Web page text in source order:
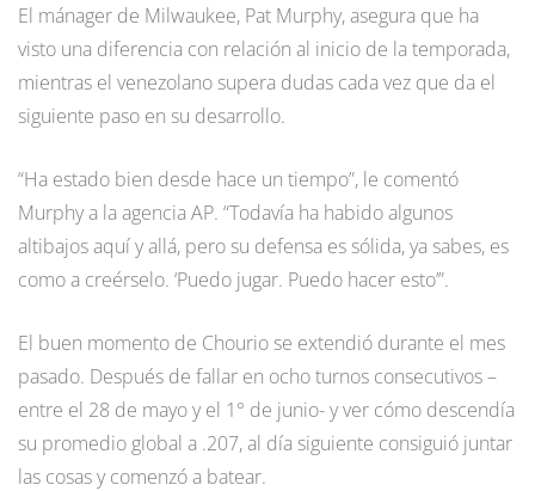
El mánager de Milwaukee, Pat Murphy, asegura que ha
visto una diferencia con relación al inicio de la temporada,
mientras el venezolano supera dudas cada vez que da el
siguiente paso en su desarrollo.
“Ha estado bien desde hace un tiempo”, le comentó
Murphy a la agencia AP. “Todavía ha habido algunos
altibajos aquí y allá, pero su defensa es sólida, ya sabes, es
como a creérselo. ‘Puedo jugar. Puedo hacer esto’”.
El buen momento de Chourio se extendió durante el mes
pasado. Después de fallar en ocho turnos consecutivos –
entre el 28 de mayo y el 1° de junio- y ver cómo descendía
su promedio global a .207, al día siguiente consiguió juntar
las cosas y comenzó a batear.